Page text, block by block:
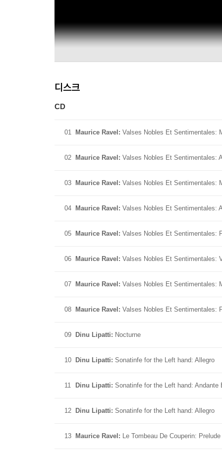
디스크
CD
01 Maurice Ravel: Valses Nobles Et Sentimentales:
02 Maurice Ravel: Valses Nobles Et Sentimentales:
03 Maurice Ravel: Valses Nobles Et Sentimentales:
04 Maurice Ravel: Valses Nobles Et Sentimentales:
05 Maurice Ravel: Valses Nobles Et Sentimentales:
06 Maurice Ravel: Valses Nobles Et Sentimentales:
07 Maurice Ravel: Valses Nobles Et Sentimentales:
08 Maurice Ravel: Valses Nobles Et Sentimentales:
09 Dinu Lipatti: Nocturne
10 Dinu Lipatti: Sonatinfe for the Left hand: Allegro
11 Dinu Lipatti: Sonatinfe for the Left hand: Andante
12 Dinu Lipatti: Sonatinfe for the Left hand: Allegro
13 Maurice Ravel: Le Tombeau De Couperin: Prelude